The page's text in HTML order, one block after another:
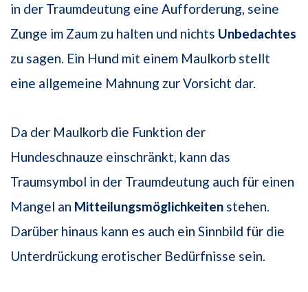
in der Traumdeutung eine Aufforderung, seine
Zunge im Zaum zu halten und nichts Unbedachtes
zu sagen. Ein Hund mit einem Maulkorb stellt
eine allgemeine Mahnung zur Vorsicht dar.
Da der Maulkorb die Funktion der
Hundeschnauze einschränkt, kann das
Traumsymbol in der Traumdeutung auch für einen
Mangel an Mitteilungsmöglichkeiten stehen.
Darüber hinaus kann es auch ein Sinnbild für die
Unterdrückung erotischer Bedürfnisse sein.